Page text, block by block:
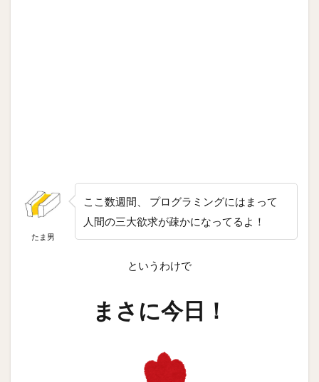
たま男
ここ数週間、 プログラミングにはまって
人間の三大欲求が疎かになってるよ！
というわけで
まさに今日！